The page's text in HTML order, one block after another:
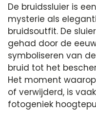
De bruidssluier is
mysterie als
bruidsoutfit.​ De
gehad door de
symboliseren van
bruid tot het
Het moment
of verwijderd, is
fotogeniek